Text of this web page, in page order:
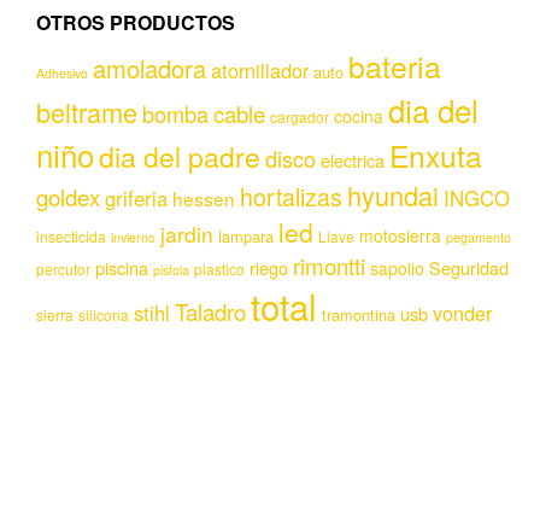
OTROS PRODUCTOS
Adhesivo amoladoraatornillador auto bateria
beltramebombacable cargador cocina dia del
niñodia del padrediscoelectrica Enxuta
goldexgriferia hessen hortalizas hyundai INGCO
insecticida invierno jardin lampara led Llave motosierra pegamento
percutor piscina pistola plastico riego rimontti sapolio Seguridad
sierra silicona stihl Taladrototal tramontina usbvonder